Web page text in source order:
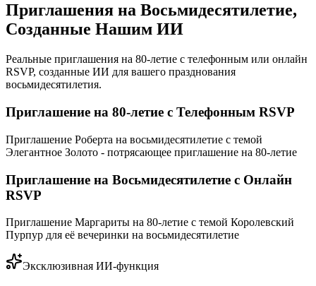
Приглашения на Восьмидесятилетие,
Созданные Нашим ИИ
Реальные приглашения на 80-летие с телефонным или онлайн
RSVP, созданные ИИ для вашего празднования
восьмидесятилетия.
Приглашение на 80-летие с Телефонным RSVP
Приглашение Роберта на восьмидесятилетие с темой
Элегантное Золото - потрясающее приглашение на 80-летие
Приглашение на Восьмидесятилетие с Онлайн
RSVP
Приглашение Маргариты на 80-летие с темой Королевский
Пурпур для её вечеринки на восьмидесятилетие
Эксклюзивная ИИ-функция